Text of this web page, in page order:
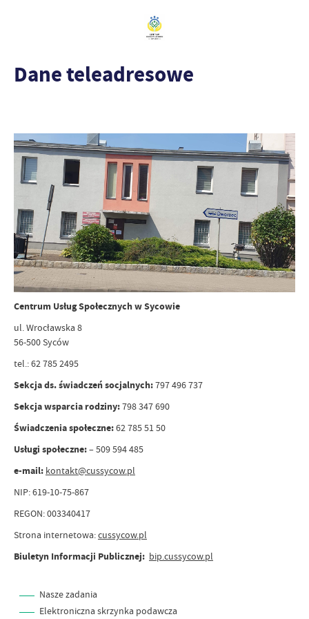
Dane teleadresowe
Centrum Usług Społecznych w Sycowie
ul. Wrocławska 8
56-500 Syców
tel.: 62 785 2495
Sekcja ds. świadczeń socjalnych:797 496 737
Sekcja wsparcia rodziny:798 347 690
Świadczenia społeczne:62 785 51 50
Usługi społeczne:– 509 594 485
e-mail: kontakt@cussycow.pl
NIP: 619-10-75-867
REGON: 003340417
Strona internetowa:cussycow.pl
Biuletyn Informacji Publicznej: bip.cussycow.pl
Nasze zadania
Elektroniczna skrzynka podawcza